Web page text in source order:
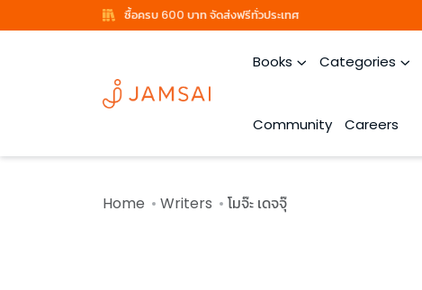
ซื้อครบ 600 บาท จัดส่งฟรีทั่วประเทศ
Books Categories
Community Careers
Home Writers โมจ๊ะ เดจจุ๊